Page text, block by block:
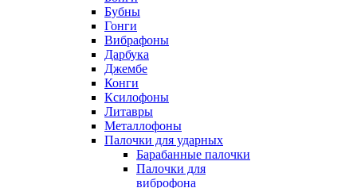
Бубны
Гонги
Вибрафоны
Дарбука
Джембе
Конги
Ксилофоны
Литавры
Металлофоны
Палочки для ударных
Барабанные палочки
Палочки для
виброфона